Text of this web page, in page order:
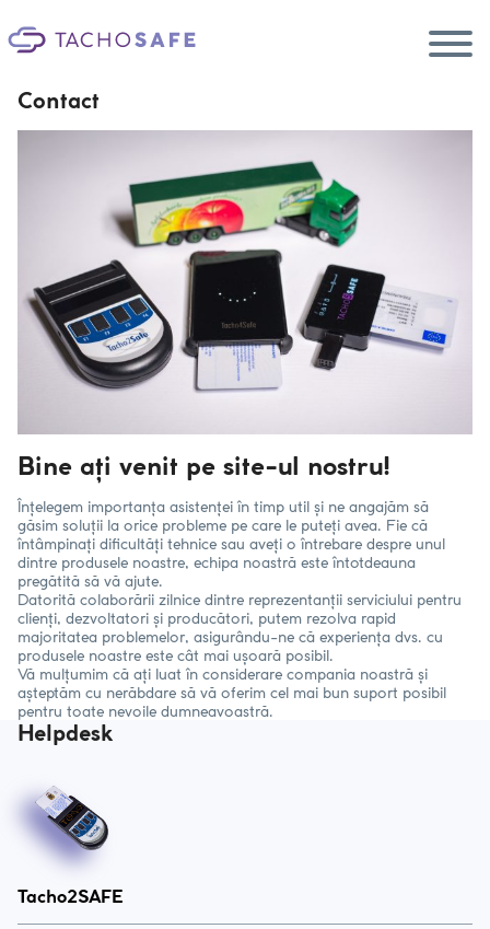
Produse
Servicii
Contact
Contact
Bine ați venit pe site-ul nostru!
Înțelegem importanța asistenței în timp util și ne angajăm să
găsim soluții la orice probleme pe care le puteți avea. Fie că
întâmpinați dificultăți tehnice sau aveți o întrebare despre unul
dintre produsele noastre, echipa noastră este întotdeauna
pregătită să vă ajute.
Datorită colaborării zilnice dintre reprezentanții serviciului pentru
clienți, dezvoltatori și producători, putem rezolva rapid
majoritatea problemelor, asigurându-ne că experiența dvs. cu
produsele noastre este cât mai ușoară posibil.
Vă mulțumim că ați luat în considerare compania noastră și
așteptăm cu nerăbdare să vă oferim cel mai bun suport posibil
pentru toate nevoile dumneavoastră.
Helpdesk
Tacho2SAFE